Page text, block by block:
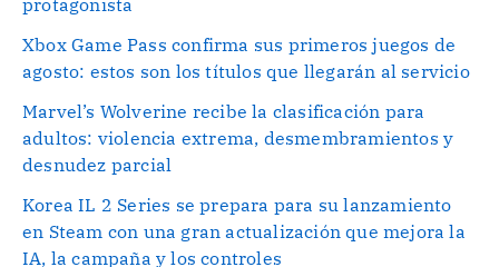
protagonista
Xbox Game Pass confirma sus primeros juegos de
agosto: estos son los títulos que llegarán al servicio
Marvel’s Wolverine recibe la clasificación para
adultos: violencia extrema, desmembramientos y
desnudez parcial
Korea IL 2 Series se prepara para su lanzamiento
en Steam con una gran actualización que mejora la
IA, la campaña y los controles